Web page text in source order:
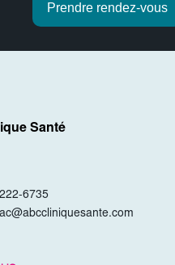
Prendre rendez-vous
Santé
6735